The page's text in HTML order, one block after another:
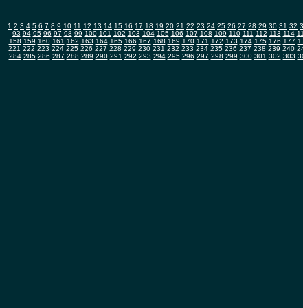
1 2 3 4 5 6 7 8 9 10 11 12 13 14 15 16 17 18 19 20 21 22 23 24 25 26 27 28 29 30 31 32
93 94 95 96 97 98 99 100 101 102 103 104 105 106 107 108 109 110 111 112 113 114
158 159 160 161 162 163 164 165 166 167 168 169 170 171 172 173 174 175 176 177
221 222 223 224 225 226 227 228 229 230 231 232 233 234 235 236 237 238 239 240
284 285 286 287 288 289 290 291 292 293 294 295 296 297 298 299 300 301 302 303